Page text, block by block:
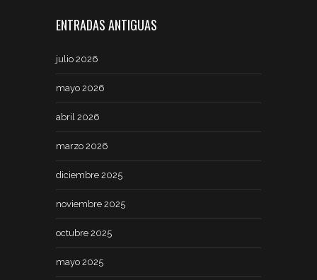
ENTRADAS ANTIGUAS
julio 2026
mayo 2026
abril 2026
marzo 2026
diciembre 2025
noviembre 2025
octubre 2025
mayo 2025